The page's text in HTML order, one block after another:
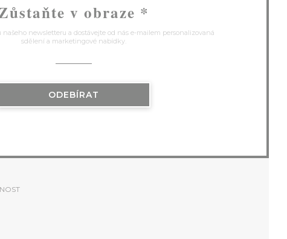
v obraze *
našeho newsletteru a dostávejte od nás e-mailem personalizovaná
sdělení a marketingové nabídky.
ODEBÍRAT
SE V NOVÉM OKNĚ))